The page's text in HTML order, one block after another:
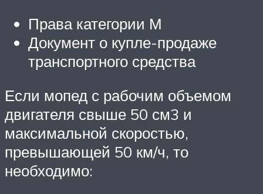
Права категории М
Документ о купле-продаже
транспортного средства
Если мопед с рабочим объемом
двигателя свыше 50 см3 и
максимальной скоростью,
превышающей 50 км/ч, то
необходимо: